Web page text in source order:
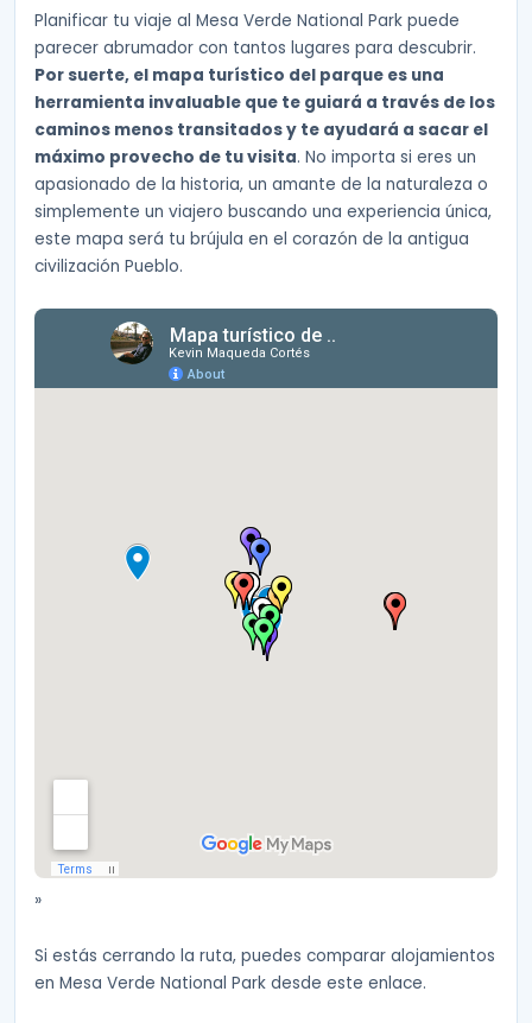
Planificar tu viaje al Mesa Verde National Park puede
parecer abrumador con tantos lugares para descubrir.
Por suerte, el mapa turístico del parque es una
herramienta invaluable que te guiará a través de los
caminos menos transitados y te ayudará a sacar el
máximo provecho de tu visita. No importa si eres un
apasionado de la historia, un amante de la naturaleza o
simplemente un viajero buscando una experiencia única,
este mapa será tu brújula en el corazón de la antigua
civilización Pueblo.
»
Si estás cerrando la ruta, puedes comparar alojamientos
en Mesa Verde National Park desde este enlace.